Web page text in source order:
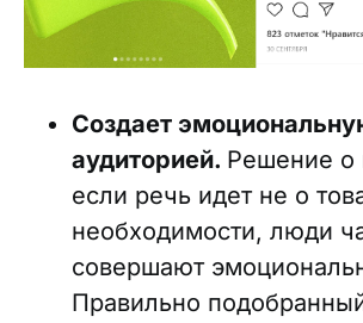
Создает
аудиторией. Решение о
если речь идет не о
необходимости, люди
совершают
Правильно